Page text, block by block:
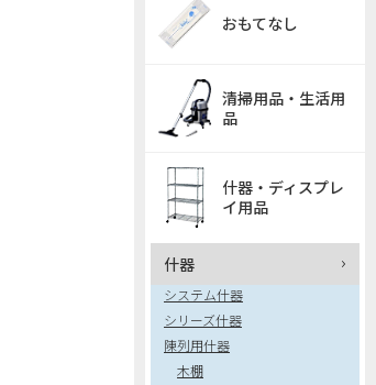
おもてなし
清掃用品・生活用
品
什器・ディスプレ
イ用品
什器
システム什器
シリーズ什器
陳列用什器
木棚